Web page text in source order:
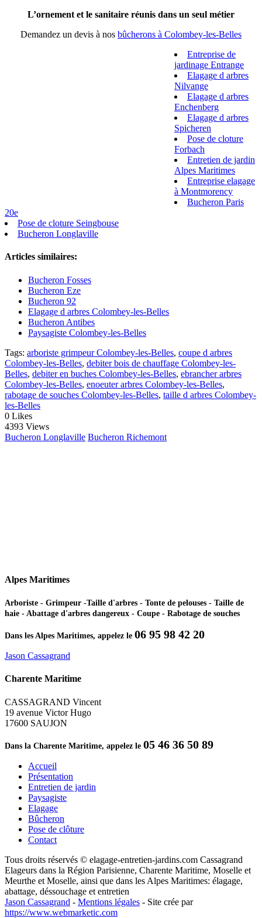
L’ornement et le sanitaire réunis dans un seul métier
Demandez un devis à nos bûcherons à Colombey-les-Belles
Entreprise de
jardinage Entrange
Elagage d arbres
Nilvange
Elagage d arbres
Enchenberg
Elagage d arbres
Spicheren
Pose de cloture
Forbach
Entretien de jardin
Alpes Maritimes
Entreprise elagage
à Montmorency
Bucheron Paris
20e
Pose de cloture Seingbouse
Bucheron Longlaville
Articles similaires:
Bucheron Fosses
Bucheron Eze
Bucheron 92
Elagage d arbres Colombey-les-Belles
Bucheron Antibes
Paysagiste Colombey-les-Belles
Tags: arboriste grimpeur Colombey-les-Belles, coupe d arbres
Colombey-les-Belles, debiter bois de chauffage Colombey-les-
Belles, debiter en buches Colombey-les-Belles, ebrancher arbres
Colombey-les-Belles, enoeuter arbres Colombey-les-Belles,
rabotage de souches Colombey-les-Belles, taille d arbres Colombey-
les-Belles
0 Likes
4393 Views
Bucheron Longlaville Bucheron Richemont
Alpes Maritimes
Arboriste - Grimpeur -Taille d'arbres - Tonte de pelouses - Taille de
haie - Abattage d'arbres dangereux - Coupe - Rabotage de souches
Dans les Alpes Maritimes, appelez le 06 95 98 42 20
Jason Cassagrand
Charente Maritime
CASSAGRAND Vincent
19 avenue Victor Hugo
17600 SAUJON
Dans la Charente Maritime, appelez le 05 46 36 50 89
Accueil
Présentation
Entretien de jardin
Paysagiste
Elagage
Bûcheron
Pose de clôture
Contact
Tous droits réservés © elagage-entretien-jardins.com Cassagrand
Elageurs dans la Région Parisienne, Charente Maritime, Moselle et
Meurthe et Moselle, ainsi que dans les Alpes Maritimes: élagage,
abattage, déssouchage et entretien
Jason Cassagrand - Mentions légales - Site crée par
https://www.webmarketic.com